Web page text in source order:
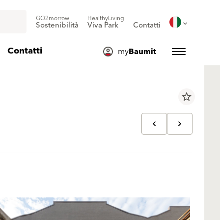
GO2morrow
Sostenibilità
HealthyLiving
Viva Park Contatti
Contatti myBaumit
star_border